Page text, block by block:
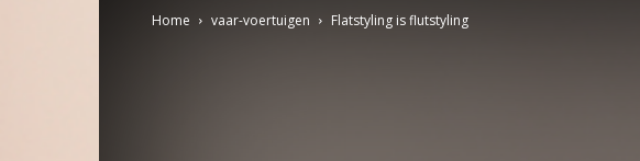
Home vaar-voertuigen Flatstyling is flutstyling